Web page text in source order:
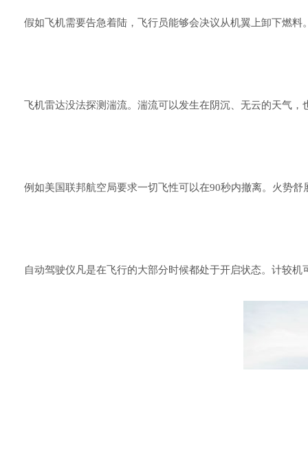
假如飞机需要告急着陆，飞行员能够会决议从机翼上卸下燃
飞机雷达没法探测湍流。湍流可以发生在阴沉、无云的天气，
例如美国联邦航空局要求一切飞性可以在90秒内撤离。火势
自动驾驶仪凡是在飞行的大部分时候都处于开启状态。计较